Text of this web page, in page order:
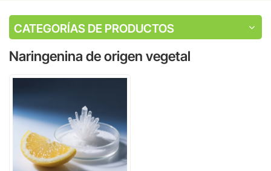
CATEGORÍAS DE PRODUCTOS
Naringenina de origen vegetal